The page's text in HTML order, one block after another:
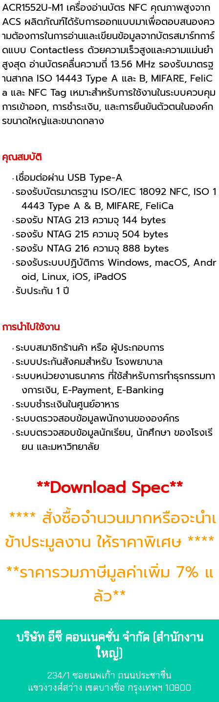
ACR1552U-M1 เครื่องอ่านบัตร NFC คุณภาพสูงจาก
ACS ผลิตภัณฑ์ได้รับการออกแบบมาเพื่อตอบสนองคว
ามต้องการในการอ่านและเขียนข้อมูลจากบัตรสมาร์ทการ์
ดแบบ Contactless ด้วยความเร็วสูงและความแม่นยำ
สูงสุด อ่านบัตรคลื่นความถี่ 13.56 MHz รองรับมาตรฐ
านสากล ISO 14443 Type A และ B, MIFARE, FeliC
a และ NFC Tag เหมาะสำหรับการใช้งานในระบบควบคุม
การเข้าออก, การชำระเงิน, และการยืนยันตัวตนในองค์ก
รขนาดใหญ่และขนาดกลาง
คุณสมบัติ
เชื่อมต่อผ่าน USB Type-A
รองรับบัตรมาตรฐาน ISO/IEC 18092 NFC, ISO 1
4443 Type A & B, MIFARE, FeliCa
รองรับ NTAG 213 ความจุ 144 bytes
รองรับ NTAG 215 ความจุ 504 bytes
รองรับ NTAG 216 ความจุ 888 bytes
รองรับระบบปฏิบัติการ Windows, macOS, Andr
oid, Linux, iOS, iPadOS
รับประกัน 1 ปี
การนำไปใช้งาน
ระบบสมาชิกร้านค้า หรือ ผู้ประกอบการ
ระบบประกันสังคมสำหรับ โรงพยาบาล
ระบบหน่วยงานธนาคาร ที่ใช้สำหรับการทำธุรกรรมทา
งการเงิน, E-Payment, E-Banking
ระบบชำระเงินในศูนย์อาหาร
ระบบตรวจสอบข้อมูลพนักงานขององค์กร
ระบบตรวจสอบข้อมูลนักเรียน, นักศึกษา ของโรงเรี
ยน และมหาวิทยาลัย
**Download Spec**
**** สั่งซื้อจำนวนมากหรือจะนำเ
ข้าประมูลงาน ให้ราคาพิเศษ ****
**ราคารวมภาษีมูลค่าเพิ่ม 7% แ
ล้ว**
บริษัท อีซี คอนเนคชั่น จำกัด (สำนักงาน
ใหญ่)
234/1 ซอยนพเก้า ถนนประชาชื่น
แขวงวงศ์สว่าง เขตบางซื่อ กรุงเทพฯ 10800